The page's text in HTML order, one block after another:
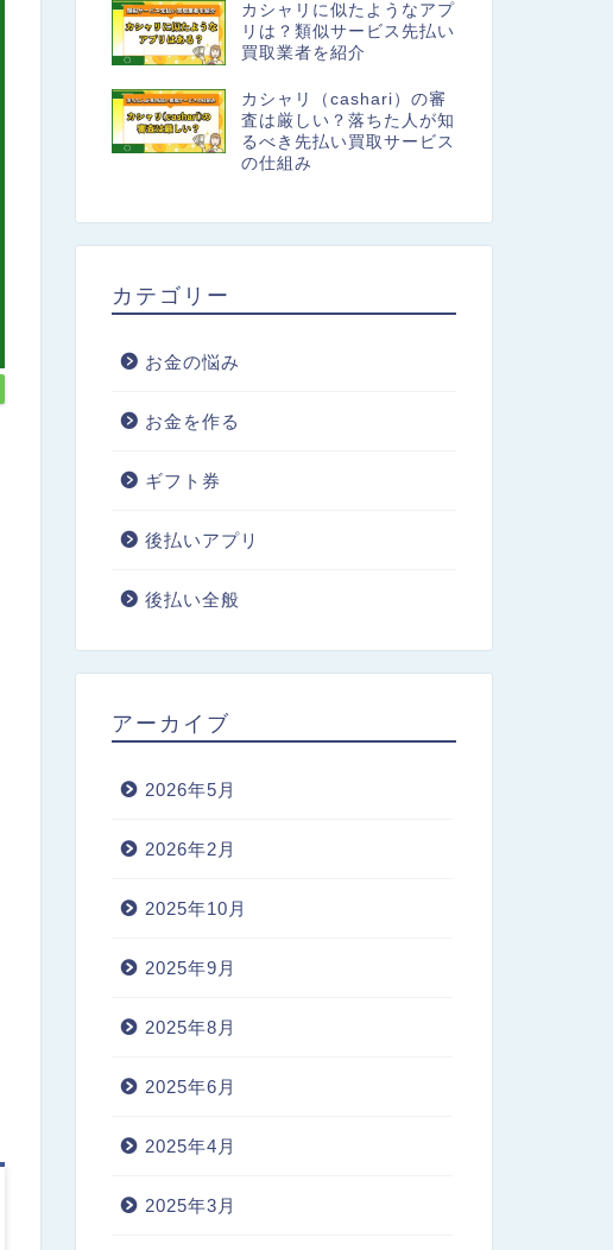
カシャリに似たようなアプ
リは？類似サービス先払い
買取業者を紹介
カシャリ（cashari）の審
査は厳しい？落ちた人が知
るべき先払い買取サービス
の仕組み
カテゴリー
お金の悩み
お金を作る
ギフト券
後払いアプリ
後払い全般
アーカイブ
2026年5月
2026年2月
2025年10月
2025年9月
2025年8月
2025年6月
2025年4月
2025年3月